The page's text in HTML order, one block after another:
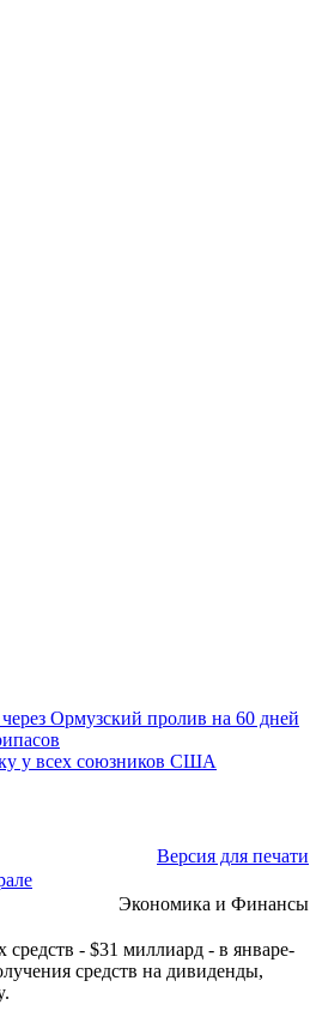
Ормузский пролив на 60 дней
у всех союзников США
Версия для печати
Экономика и Финансы
- $31 миллиард - в январе-
средств на дивиденды,